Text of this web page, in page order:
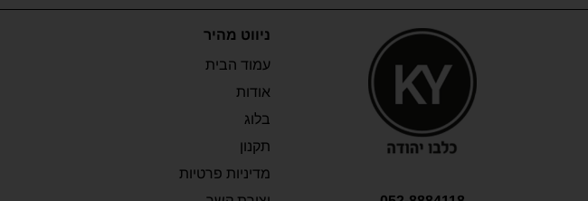
ניווט מהיר
עמוד הבית
אודות
בלוג
תקנון
מדיניות פרטיות